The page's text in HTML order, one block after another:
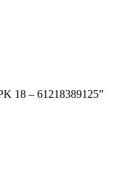
18 – 61218389125”